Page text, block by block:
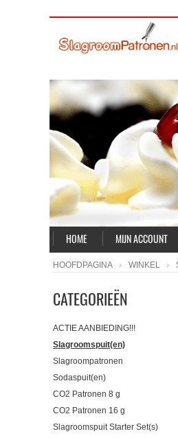
HOME MIJN ACCOUNT
HOOFDPAGINA WINKEL
CATEGORIEËN
ACTIE AANBIEDING!!!
Slagroomspuit(en)
Slagroompatronen
Sodaspuit(en)
CO2 Patronen 8 g
CO2 Patronen 16 g
Slagroomspuit Starter Set(s)